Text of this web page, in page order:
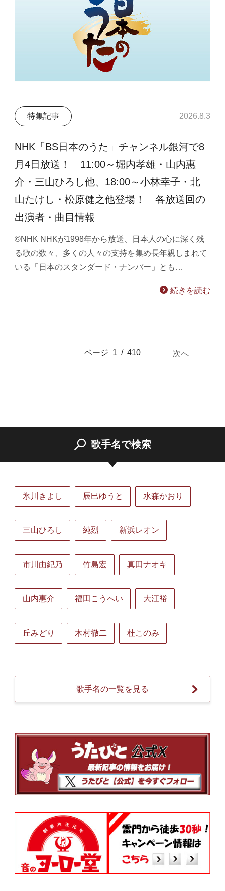
特集記事 2026.8.3
NHK「BS日本のうた」チャンネル銀河で8
月4日放送！ 11:00～堀内孝雄・山内惠
介・三山ひろし他、18:00～小林幸子・北
山たけし・松原健之他登場！ 各放送回の
出演者・曲目情報
©NHK NHKが1998年から放送、日本人の心に深く残
る歌の数々、多くの人々の支持を集め長年親しまれて
いる「日本のスタンダード・ナンバー」とも…
続きを読む
ページ 1 / 410 次へ
歌手名で検索
氷川きよし 辰巳ゆうと 水森かおり
三山ひろし 純烈 新浜レオン
市川由紀乃 竹島宏 真田ナオキ
山内惠介 福田こうへい 大江裕
丘みどり 木村徹二 杜このみ
歌手名の一覧を見る